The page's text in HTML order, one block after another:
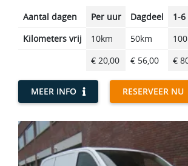
Aantal dagen Per uur Dagdeel 1-
Kilometers vrij
10km 50km
€ 20,00
€ 56,00 €
MEER INFO RESERVEER NU